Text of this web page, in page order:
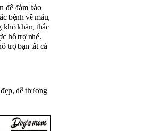
để đảm bảo
bệnh về máu,
khó khăn, thắc
hỗ trợ nhé.
trợ bạn tất cả
dễ thương